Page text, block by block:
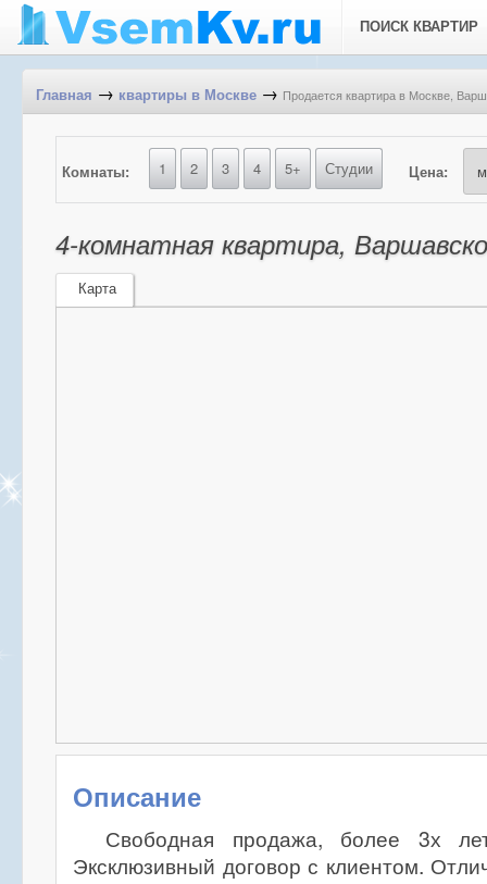
ПОИСК КВАРТИР
Главная → квартиры в Москве → Продается квартира в Москве,
Комнаты: 1 2 3 4 5+ Студии Цена:
4-комнатная квартира,
Карта
Описание
Свободная продажа, более 3х
Эксклюзивный договор с клиентом.